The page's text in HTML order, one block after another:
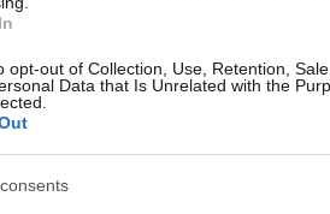
opt-out of Collection, Use, Retention,
Data that Is Unrelated with the